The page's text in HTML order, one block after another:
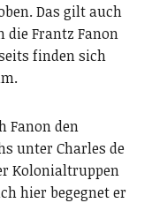
Das gilt auch
Frantz Fanon
finden sich
Fanon den
unter Charles de
Kolonialtruppen
hier begegnet er